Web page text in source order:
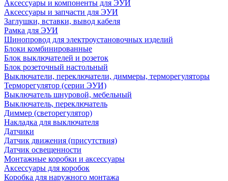
Аксессуары и компоненты для ЭУИ
Аксессуары и запчасти для ЭУИ
Заглушки, вставки, вывод кабеля
Рамка для ЭУИ
Шинопровод для электроустановочных изделий
Блоки комбинированные
Блок выключателей и розеток
Блок розеточный настольный
Выключатели, переключатели, диммеры, терморегуляторы
Терморегулятор (серии ЭУИ)
Выключатель шнуровой, мебельный
Выключатель, переключатель
Диммер (светорегулятор)
Накладка для выключателя
Датчики
Датчик движения (присутствия)
Датчик освещенности
Монтажные коробки и аксессуары
Аксессуары для коробок
Коробка для наружного монтажа